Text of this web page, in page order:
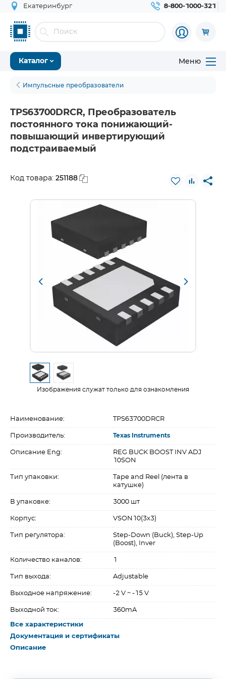
Екатеринбург 8-800-1000-321
Каталог Меню
Импульсные преобразователи
TPS63700DRCR, Преобразователь
постоянного тока понижающий-
повышающий инвертирующий
подстраиваемый
Код товара: 251188
Изображения служат только для ознакомления
Наименование: TPS63700DRCR
Производитель: Texas Instruments
Описание Eng:
REG BUCK BOOST INV ADJ
10SON
Тип упаковки:
Tape and Reel (лента в
катушке)
В упаковке: 3000 шт
Корпус: VSON10(3x3)
Тип регулятора:
Step-Down (Buck), Step-Up
(Boost), Inver
Количество каналов: 1
Тип выхода: Adjustable
Выходное напряжение: -2 V ~ -15 V
Выходной ток: 360mA
Все характеристики
Документация и сертификаты
Описание